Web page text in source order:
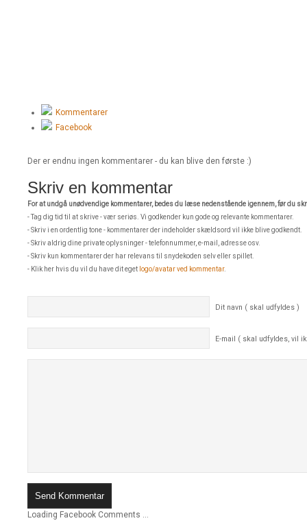
Kommentarer
Facebook
Der er endnu ingen kommentarer - du kan blive den første :)
Skriv en kommentar
For at undgå unødvendige kommentarer, bedes du læse nedenstående igennem, før du
- Tag dig tid til at skrive - vær seriøs. Vi godkender kun gode og relevante kommentarer.
- Skriv i en ordentlig tone - kommentarer der indeholder skældsord vil ikke blive godkendt.
- Skriv aldrig dine private oplysninger - telefonnummer, e-mail, adresse osv.
- Skriv kun kommentarer der har relevans til snydekoden selv eller spillet.
- Klik her hvis du vil du have dit eget logo/avatar ved kommentar.
Dit navn ( skal udfyldes )
E-mail ( skal udfyldes, vil
Loading Facebook Comments ...